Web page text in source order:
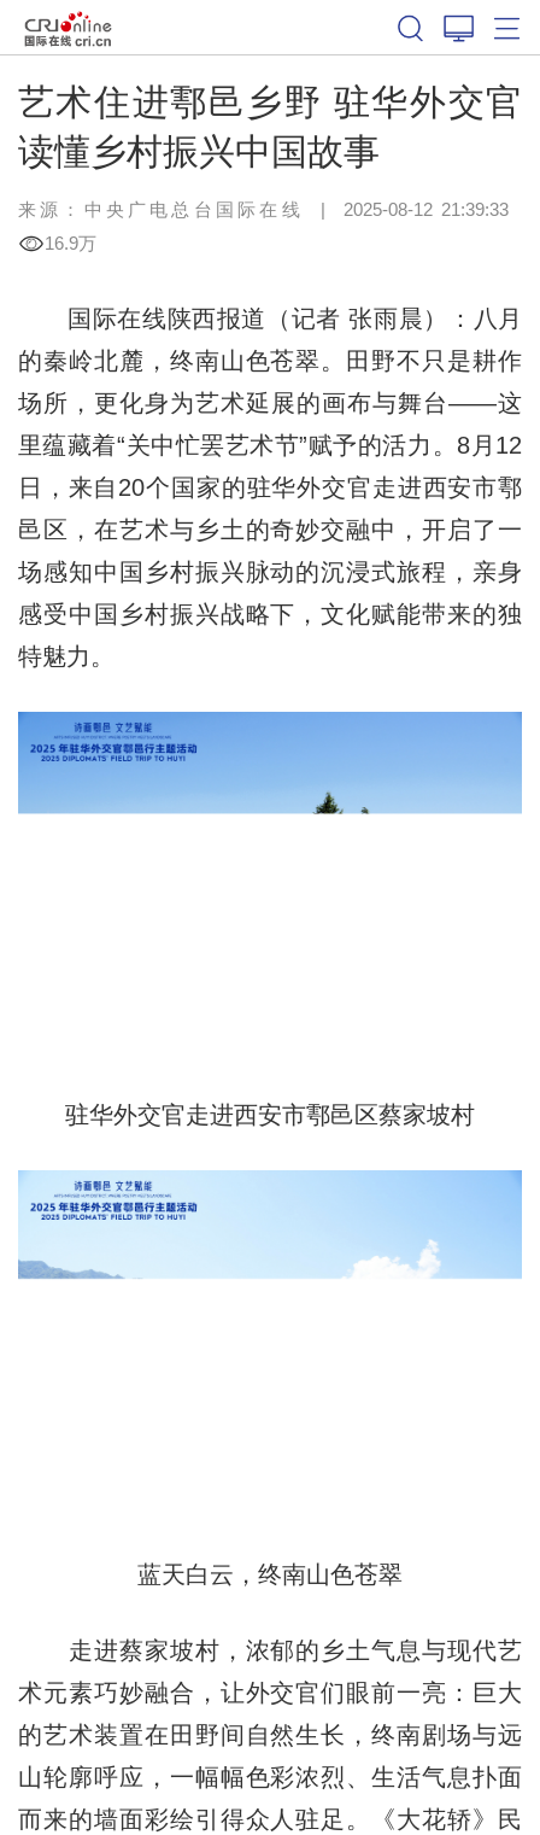
艺术住进鄠邑乡野 驻华外交官
读懂乡村振兴中国故事
来源：中央广电总台国际在线 | 2025-08-12 21:39:33
16.9万
国际在线陕西报道（记者 张雨晨）：八月
的秦岭北麓，终南山色苍翠。田野不只是耕作
场所，更化身为艺术延展的画布与舞台——这
里蕴藏着“关中忙罢艺术节”赋予的活力。8月12
日，来自20个国家的驻华外交官走进西安市鄠
邑区，在艺术与乡土的奇妙交融中，开启了一
场感知中国乡村振兴脉动的沉浸式旅程，亲身
感受中国乡村振兴战略下，文化赋能带来的独
特魅力。
驻华外交官走进西安市鄠邑区蔡家坡村
蓝天白云，终南山色苍翠
走进蔡家坡村，浓郁的乡土气息与现代艺
术元素巧妙融合，让外交官们眼前一亮：巨大
的艺术装置在田野间自然生长，终南剧场与远
山轮廓呼应，一幅幅色彩浓烈、生活气息扑面
而来的墙面彩绘引得众人驻足。《大花轿》民